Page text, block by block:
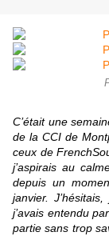
C’était une
de la CCI de
ceux de
j’aspirais au
depuis un
janvier.
j’avais entendu
partie sans trop